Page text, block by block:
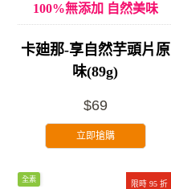
100%無添加 自然美味
卡廸那-享自然芋頭片原
味(89g)
$69
立即搶購
限時 95 折
全素